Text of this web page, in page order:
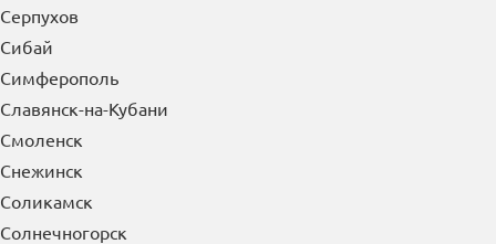
Серпухов
Сибай
Симферополь
Славянск-на-Кубани
Смоленск
Снежинск
Соликамск
Солнечногорск